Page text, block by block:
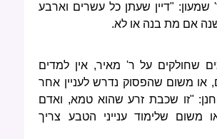
שמעון: "דיין שעתן כל עשרים וארבע
אם מת בנה או לא.
שחולקים על ר' מאיר, אין למדים
או משום שהפסוק נדרש לעניין אחר
"זו שכבת זרע שהוא טמא, ואדם
משום שלימוד ענייני הטבע צריך